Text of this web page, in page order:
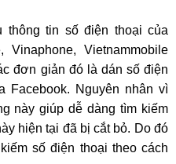
thông tin số điện thoại của
Vinaphone, Vietnammobile
đơn giản đó là dán số điện
Facebook. Nguyên nhân vì
này giúp dễ dàng tìm kiếm
hiện tại đã bị cắt bỏ. Do đó
số điện thoại theo cách